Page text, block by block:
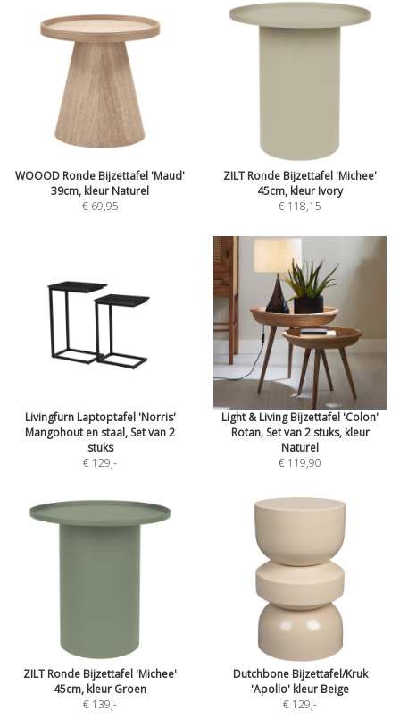
WOOOD Ronde Bijzettafel 'Maud'
39cm, kleur Naturel
€ 69,95
ZILT Ronde Bijzettafel 'Michee'
45cm, kleur Ivory
€ 118,15
Livingfurn Laptoptafel 'Norris'
Mangohout en staal, Set van 2
stuks
€ 129,-
Light & Living Bijzettafel 'Colon'
Rotan, Set van 2 stuks, kleur
Naturel
€ 119,90
ZILT Ronde Bijzettafel 'Michee'
45cm, kleur Groen
€ 139,-
Dutchbone Bijzettafel/Kruk
'Apollo' kleur Beige
€ 129,-